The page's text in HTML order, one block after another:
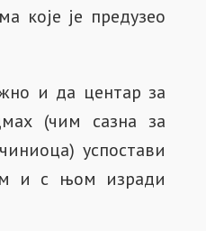
које је предузео
и да центар за
(чим сазна за
успостави
и с њом изради